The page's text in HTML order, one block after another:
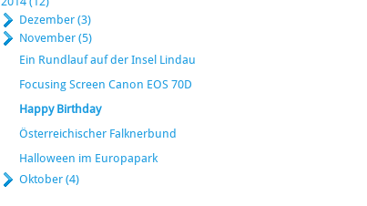
Dezember (3)
November (5)
Ein Rundlauf auf der Insel Lindau
Focusing Screen Canon EOS 70D
Happy Birthday
Österreichischer Falknerbund
Halloween im Europapark
Oktober (4)